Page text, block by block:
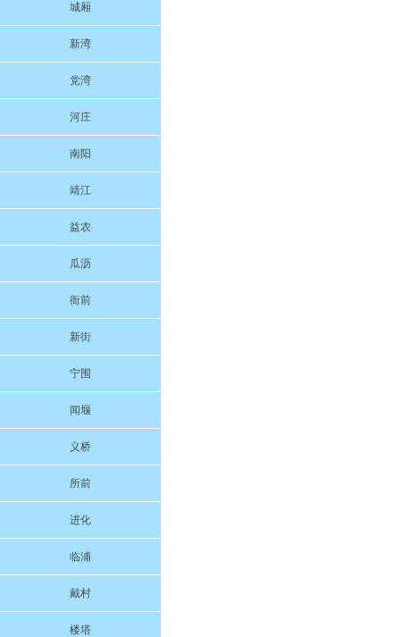
城厢
新湾
党湾
河庄
南阳
靖江
益农
瓜沥
衙前
新街
宁围
闻堰
义桥
所前
进化
临浦
戴村
楼塔